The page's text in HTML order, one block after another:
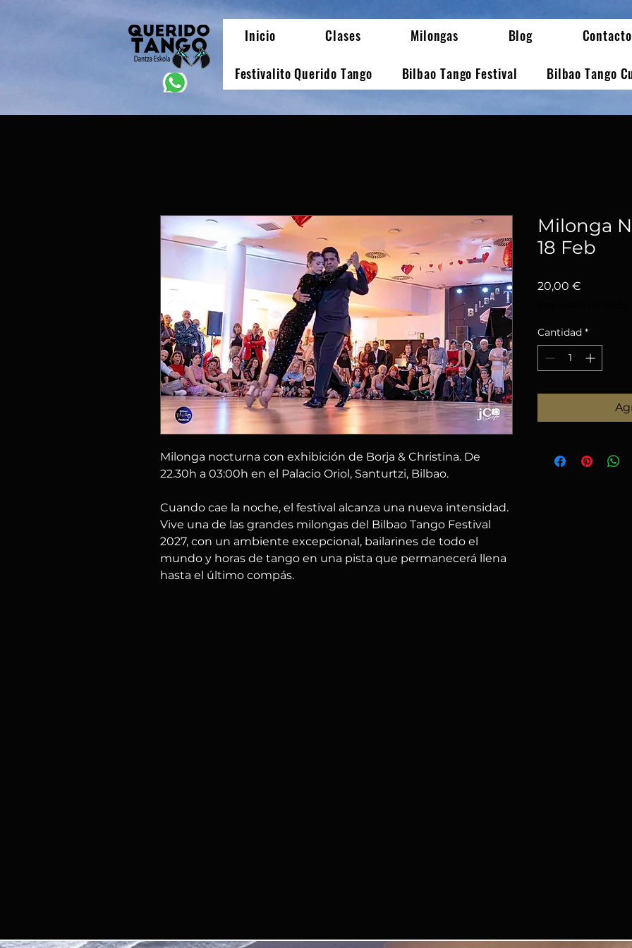
Inicio Clases Milongas Blog Contacto
Festivalito Querido Tango Bilbao Tango Festival Bilbao Tango
Milonga nocturna con exhibición de Borja & Christina. De
22.30h a 03:00h en el Palacio Oriol, Santurtzi, Bilbao.
Cuando cae la noche, el festival alcanza una nueva intensidad.
Vive una de las grandes milongas del Bilbao Tango Festival
2027, con un ambiente excepcional, bailarines de todo el
mundo y horas de tango en una pista que permanecerá llena
hasta el último compás.
Milonga
18 Feb
20,00 €
Cantidad *